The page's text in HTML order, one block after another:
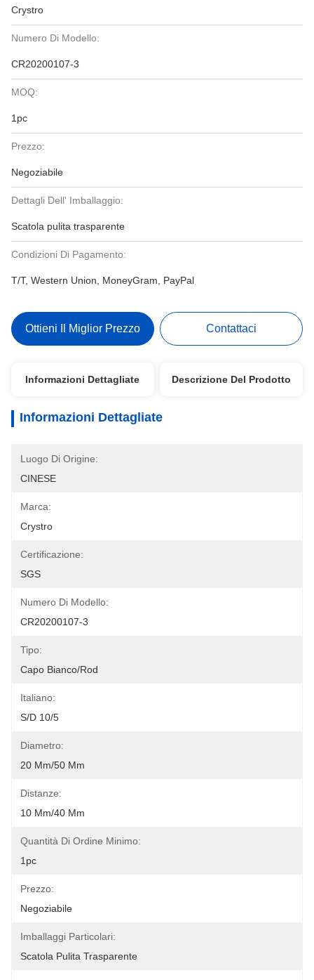
Crystro
Numero Di Modello:
CR20200107-3
MOQ:
1pc
Prezzo:
Negoziabile
Dettagli Dell' Imballaggio:
Scatola pulita trasparente
Condizioni Di Pagamento:
T/T, Western Union, MoneyGram, PayPal
Ottieni Il Miglior Prezzo Contattaci
Informazioni Dettagliate Descrizione Del Prodotto
Informazioni Dettagliate
Luogo Di Origine:
CINESE
Marca:
Crystro
Certificazione:
SGS
Numero Di Modello:
CR20200107-3
Tipo:
Capo Bianco/Rod
Italiano:
S/D 10/5
Diametro:
20 Mm/50 Mm
Distanze:
10 Mm/40 Mm
Quantità Di Ordine Minimo:
1pc
Prezzo:
Negoziabile
Imballaggi Particolari:
Scatola Pulita Trasparente